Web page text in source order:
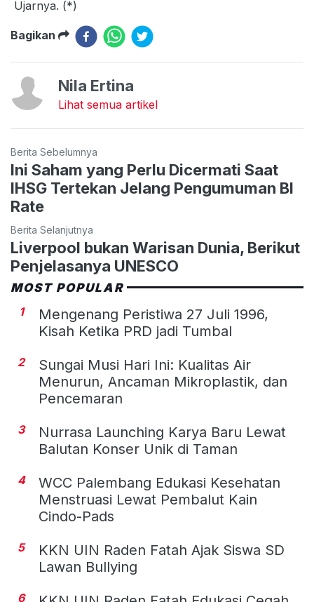
Ujarnya. (*)
Bagikan
Nila Ertina
Lihat semua artikel
Berita Sebelumnya
Ini Saham yang Perlu Dicermati Saat
IHSG Tertekan Jelang Pengumuman BI
Rate
Berita Selanjutnya
Liverpool bukan Warisan Dunia, Berikut
Penjelasanya UNESCO
MOST POPULAR
1
Mengenang Peristiwa 27 Juli 1996,
Kisah Ketika PRD jadi Tumbal
2
Sungai Musi Hari Ini: Kualitas Air
Menurun, Ancaman Mikroplastik, dan
Pencemaran
3
Nurrasa Launching Karya Baru Lewat
Balutan Konser Unik di Taman
4
WCC Palembang Edukasi Kesehatan
Menstruasi Lewat Pembalut Kain
Cindo-Pads
5
KKN UIN Raden Fatah Ajak Siswa SD
Lawan Bullying
6